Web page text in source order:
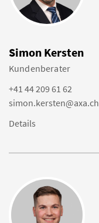
Simon Kersten
Kundenberater
+41 44 209 61 62
simon.kersten@axa.ch
Details